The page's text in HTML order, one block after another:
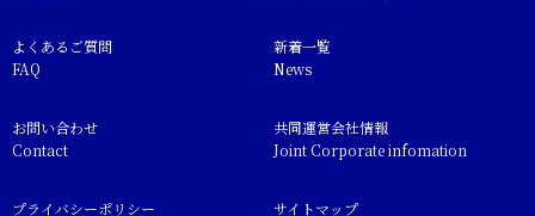
よくあるご質問
FAQ
新着一覧
News
お問い合わせ
Contact
共同運営会社情報
Joint Corporate infomation
プライバシーポリシー サイトマップ